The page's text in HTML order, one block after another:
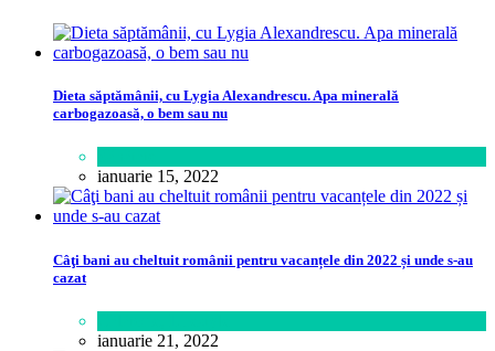
Dieta săptămânii, cu Lygia Alexandrescu. Apa minerală
carbogazoasă, o bem sau nu
ianuarie 15, 2022
Câţi bani au cheltuit românii pentru vacanțele din 2022 și unde s-au
cazat
ianuarie 21, 2022